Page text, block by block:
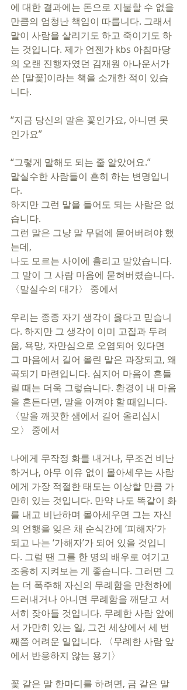
에 대한 결과에는 돈으로 지불할 수 없을
만큼의 엄청난 책임이 따릅니다. 그래서
말이 사람을 살리기도 하고 죽이기도 하
는 것입니다. 제가 언젠가 kbs 아침마당
의 오랜 진행자였던 김재원 아나운서가
쓴 [말꽃]이라는 책을 소개한 적이 있습
니다.
“지금 당신의 말은 꽃인가요, 아니면 못
인가요”
“그렇게 말해도 되는 줄 알았어요.”
말실수한 사람들이 흔히 하는 변명입니
다.
하지만 그런 말을 들어도 되는 사람은 없
습니다.
그런 말은 그냥 말 무덤에 묻어버려야 했
는데,
나도 모르는 사이에 흘리고 말았습니다.
그 말이 그 사람 마음에 묻혀버렸습니다.
〈말실수의 대가〉 중에서
우리는 종종 자기 생각이 옳다고 믿습니
다. 하지만 그 생각이 이미 고집과 두려
움, 욕망, 자만심으로 오염되어 있다면
그 마음에서 길어 올린 말은 과장되고, 왜
곡되기 마련입니다. 심지어 마음이 흔들
릴 때는 더욱 그렇습니다. 환경이 내 마음
을 흔든다면, 말을 아껴야 할 때입니다.
〈말을 깨끗한 샘에서 길어 올리십시
오〉 중에서
나에게 무작정 화를 내거나, 무조건 비난
하거나, 아무 이유 없이 몰아세우는 사람
에게 가장 적절한 태도는 이상할 만큼 가
만히 있는 것입니다. 만약 나도 똑같이 화
를 내고 비난하며 몰아세우면 그는 자신
의 언행을 잊은 채 순식간에 ‘피해자’가
되고 나는 ‘가해자’가 되어 있을 것입니
다. 그럴 땐 그를 한 명의 배우로 여기고
조용히 지켜보는 게 좋습니다. 그러면 그
는 더 폭주해 자신의 무례함을 만천하에
드러내거나 아니면 무례함을 깨닫고 서
서히 잦아들 것입니다. 무례한 사람 앞에
서 가만히 있는 일, 그건 세상에서 세 번
째쯤 어려운 일입니다. 〈무례한 사람 앞
에서 반응하지 않는 용기〉
꽃 같은 말 한마디를 하려면, 금 같은 말